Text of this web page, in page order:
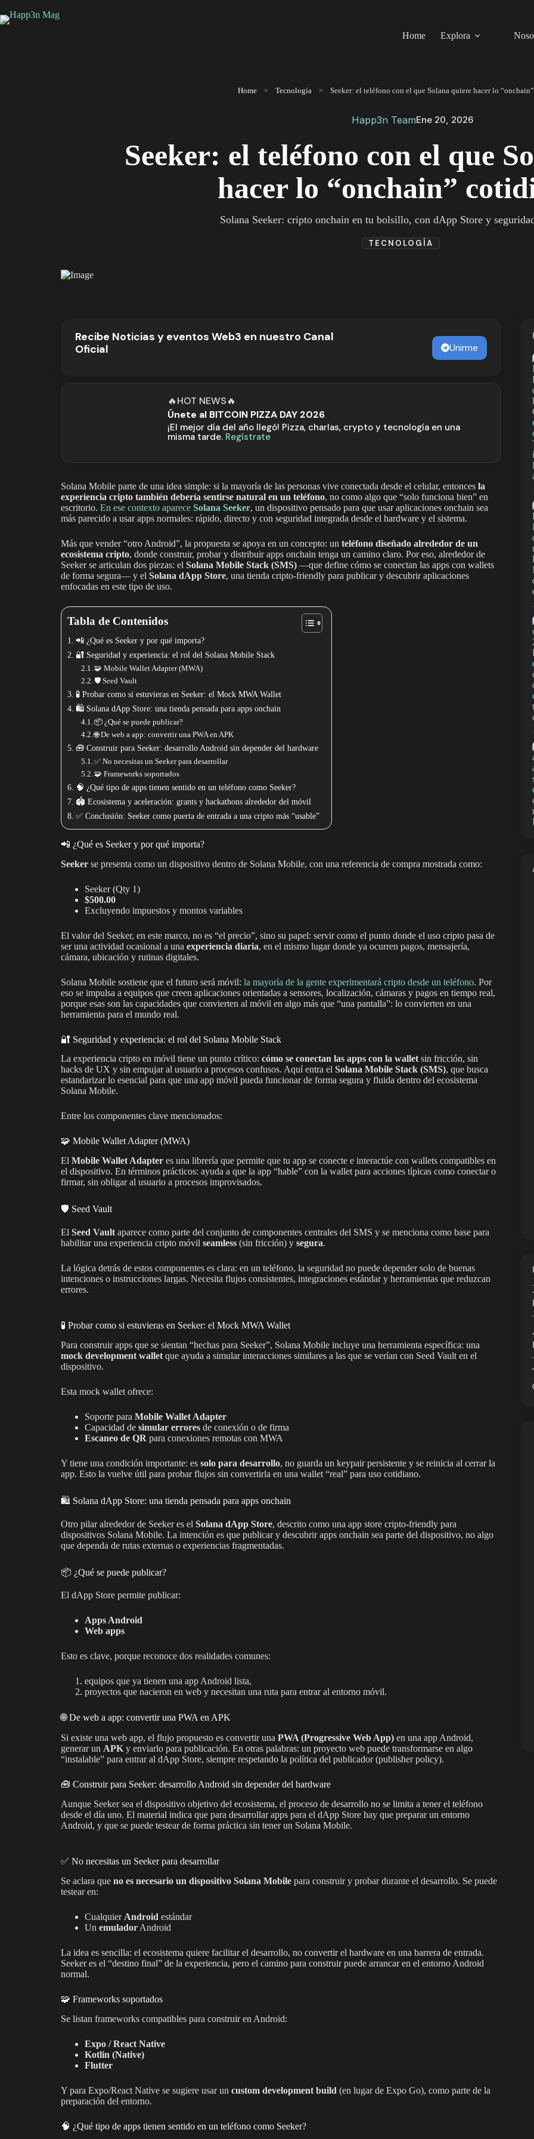
al
contenido
Home
Explora
Home Tecnología
Happ3n TeamEne 20, 2026
Seeker: el teléfono con el que
hacer lo “onchain”
Solana Seeker: cripto onchain en tu bolsillo, con dApp Store y
TECNOLOGÍA
Recibe Noticias y eventos Web3 en nuestro Canal
Oficial
Unirme
🔥HOT NEWS🔥
Únete al BITCOIN PIZZA DAY 2026
¡El mejor día del año llegó! Pizza, charlas, crypto y tecnología en una
misma tarde. Regístrate
Solana Mobile parte de una idea simple: si la mayoría de las personas vive conectada desde el celular, entonces la
experiencia cripto también debería sentirse natural en un teléfono, no como algo que “solo funciona bien” en
escritorio. En ese contexto aparece Solana Seeker, un dispositivo pensado para que usar aplicaciones onchain sea
más parecido a usar apps normales: rápido, directo y con seguridad integrada desde el hardware y el sistema.
Más que vender “otro Android”, la propuesta se apoya en un concepto: un teléfono diseñado alrededor de un
ecosistema cripto, donde construir, probar y distribuir apps onchain tenga un camino claro. Por eso, alrededor de
Seeker se articulan dos piezas: el Solana Mobile Stack (SMS) —que define cómo se conectan las apps con wallets
de forma segura— y el Solana dApp Store, una tienda cripto-friendly para publicar y descubrir aplicaciones
enfocadas en este tipo de uso.
Tabla de Contenidos
📲 ¿Qué es Seeker y por qué importa?
🔐 Seguridad y experiencia: el rol del Solana Mobile Stack
🧩 Mobile Wallet Adapter (MWA)
🛡️ Seed Vault
🧪 Probar como si estuvieras en Seeker: el Mock MWA Wallet
🛍️ Solana dApp Store: una tienda pensada para apps onchain
📦 ¿Qué se puede publicar?
🌐 De web a app: convertir una PWA en APK
🧰 Construir para Seeker: desarrollo Android sin depender del hardware
✅ No necesitas un Seeker para desarrollar
🧩 Frameworks soportados
🧠 ¿Qué tipo de apps tienen sentido en un teléfono como Seeker?
🏟️ Ecosistema y aceleración: grants y hackathons alrededor del móvil
✅ Conclusión: Seeker como puerta de entrada a una cripto más “usable”
📲 ¿Qué es Seeker y por qué importa?
Seeker se presenta como un dispositivo dentro de Solana Mobile, con una referencia de compra mostrada como:
Seeker (Qty 1)
$500.00
Excluyendo impuestos y montos variables
El valor del Seeker, en este marco, no es “el precio”, sino su papel: servir como el punto donde el uso cripto pasa de
ser una actividad ocasional a una experiencia diaria, en el mismo lugar donde ya ocurren pagos, mensajería,
cámara, ubicación y rutinas digitales.
Solana Mobile sostiene que el futuro será móvil: la mayoría de la gente experimentará cripto desde un teléfono. Por
eso se impulsa a equipos que creen aplicaciones orientadas a sensores, localización, cámaras y pagos en tiempo real,
porque esas son las capacidades que convierten al móvil en algo más que “una pantalla”: lo convierten en una
herramienta para el mundo real.
🔐 Seguridad y experiencia: el rol del Solana Mobile Stack
La experiencia cripto en móvil tiene un punto crítico: cómo se conectan las apps con la walletsin fricción, sin
hacks de UX y sin empujar al usuario a procesos confusos. Aquí entra el Solana Mobile Stack (SMS), que busca
estandarizar lo esencial para que una app móvil pueda funcionar de forma segura y fluida dentro del ecosistema
Solana Mobile.
Entre los componentes clave mencionados:
🧩 Mobile Wallet Adapter (MWA)
El Mobile Wallet Adapter es una librería que permite que tu app se conecte e interactúe con wallets compatibles en
el dispositivo. En términos prácticos: ayuda a que la app “hable” con la wallet para acciones típicas como conectar o
firmar, sin obligar al usuario a procesos improvisados.
🛡️ Seed Vault
El Seed Vault aparece como parte del conjunto de componentes centrales del SMS y se menciona como base para
habilitar una experiencia cripto móvil seamless (sin fricción) y segura.
La lógica detrás de estos componentes es clara: en un teléfono, la seguridad no puede depender solo de buenas
intenciones o instrucciones largas. Necesita flujos consistentes, integraciones estándar y herramientas que reduzcan
errores.
🧪 Probar como si estuvieras en Seeker: el Mock MWA Wallet
Para construir apps que se sientan “hechas para Seeker”, Solana Mobile incluye una herramienta específica: una
mock development wallet que ayuda a simular interacciones similares a las que se verían con Seed Vault en el
dispositivo.
Esta mock wallet ofrece:
Soporte para Mobile Wallet Adapter
Capacidad de simular errores de conexión o de firma
Escaneo de QR para conexiones remotas con MWA
Y tiene una condición importante: es solo para desarrollo, no guarda un keypair persistente y se reinicia al cerrar la
app. Esto la vuelve útil para probar flujos sin convertirla en una wallet “real” para uso cotidiano.
🛍️ Solana dApp Store: una tienda pensada para apps onchain
Otro pilar alrededor de Seeker es el Solana dApp Store, descrito como una app store cripto-friendly para
dispositivos Solana Mobile. La intención es que publicar y descubrir apps onchain sea parte del dispositivo, no algo
que dependa de rutas externas o experiencias fragmentadas.
📦 ¿Qué se puede publicar?
El dApp Store permite publicar:
Apps Android
Web apps
Esto es clave, porque reconoce dos realidades comunes:
equipos que ya tienen una app Android lista,
proyectos que nacieron en web y necesitan una ruta para entrar al entorno móvil.
🌐 De web a app: convertir una PWA en APK
Si existe una web app, el flujo propuesto es convertir una PWA (Progressive Web App) en una app Android,
generar un APK y enviarlo para publicación. En otras palabras: un proyecto web puede transformarse en algo
“instalable” para entrar al dApp Store, siempre respetando la política del publicador (publisher policy).
🧰 Construir para Seeker: desarrollo Android sin depender del hardware
Aunque Seeker sea el dispositivo objetivo del ecosistema, el proceso de desarrollo no se limita a tener el teléfono
desde el día uno. El material indica que para desarrollar apps para el dApp Store hay que preparar un entorno
Android, y que se puede testear de forma práctica sin tener un Solana Mobile.
✅ No necesitas un Seeker para desarrollar
Se aclara que no es necesario un dispositivo Solana Mobile para construir y probar durante el desarrollo. Se puede
testear en:
Cualquier Android estándar
Un emulador Android
La idea es sencilla: el ecosistema quiere facilitar el desarrollo, no convertir el hardware en una barrera de entrada.
Seeker es el “destino final” de la experiencia, pero el camino para construir puede arrancar en el entorno Android
normal.
🧩 Frameworks soportados
Se listan frameworks compatibles para construir en Android:
Expo / React Native
Kotlin (Native)
Flutter
Y para Expo/React Native se sugiere usar un custom development build (en lugar de Expo Go), como parte de la
preparación del entorno.
🧠 ¿Qué tipo de apps tienen sentido en un teléfono como Seeker?